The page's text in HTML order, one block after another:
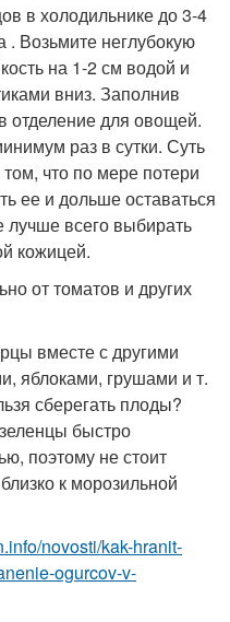
в холодильнике до 3-4
. Возьмите неглубокую
на 1-2 см водой и
вниз. Заполнив
отделение для овощей.
раз в сутки. Суть
что по мере потери
ее и дольше оставаться
всего выбирать
кожицей.
от томатов и других
вместе с другими
яблоками, грушами и т.
сберегать плоды?
быстро
поэтому не стоит
к морозильной
novosti/kak-hranit-
ogurcov-v-